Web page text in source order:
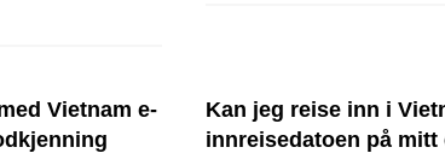
Vietnam e-
Kan jeg reise inn i
innreisedatoen på mitt